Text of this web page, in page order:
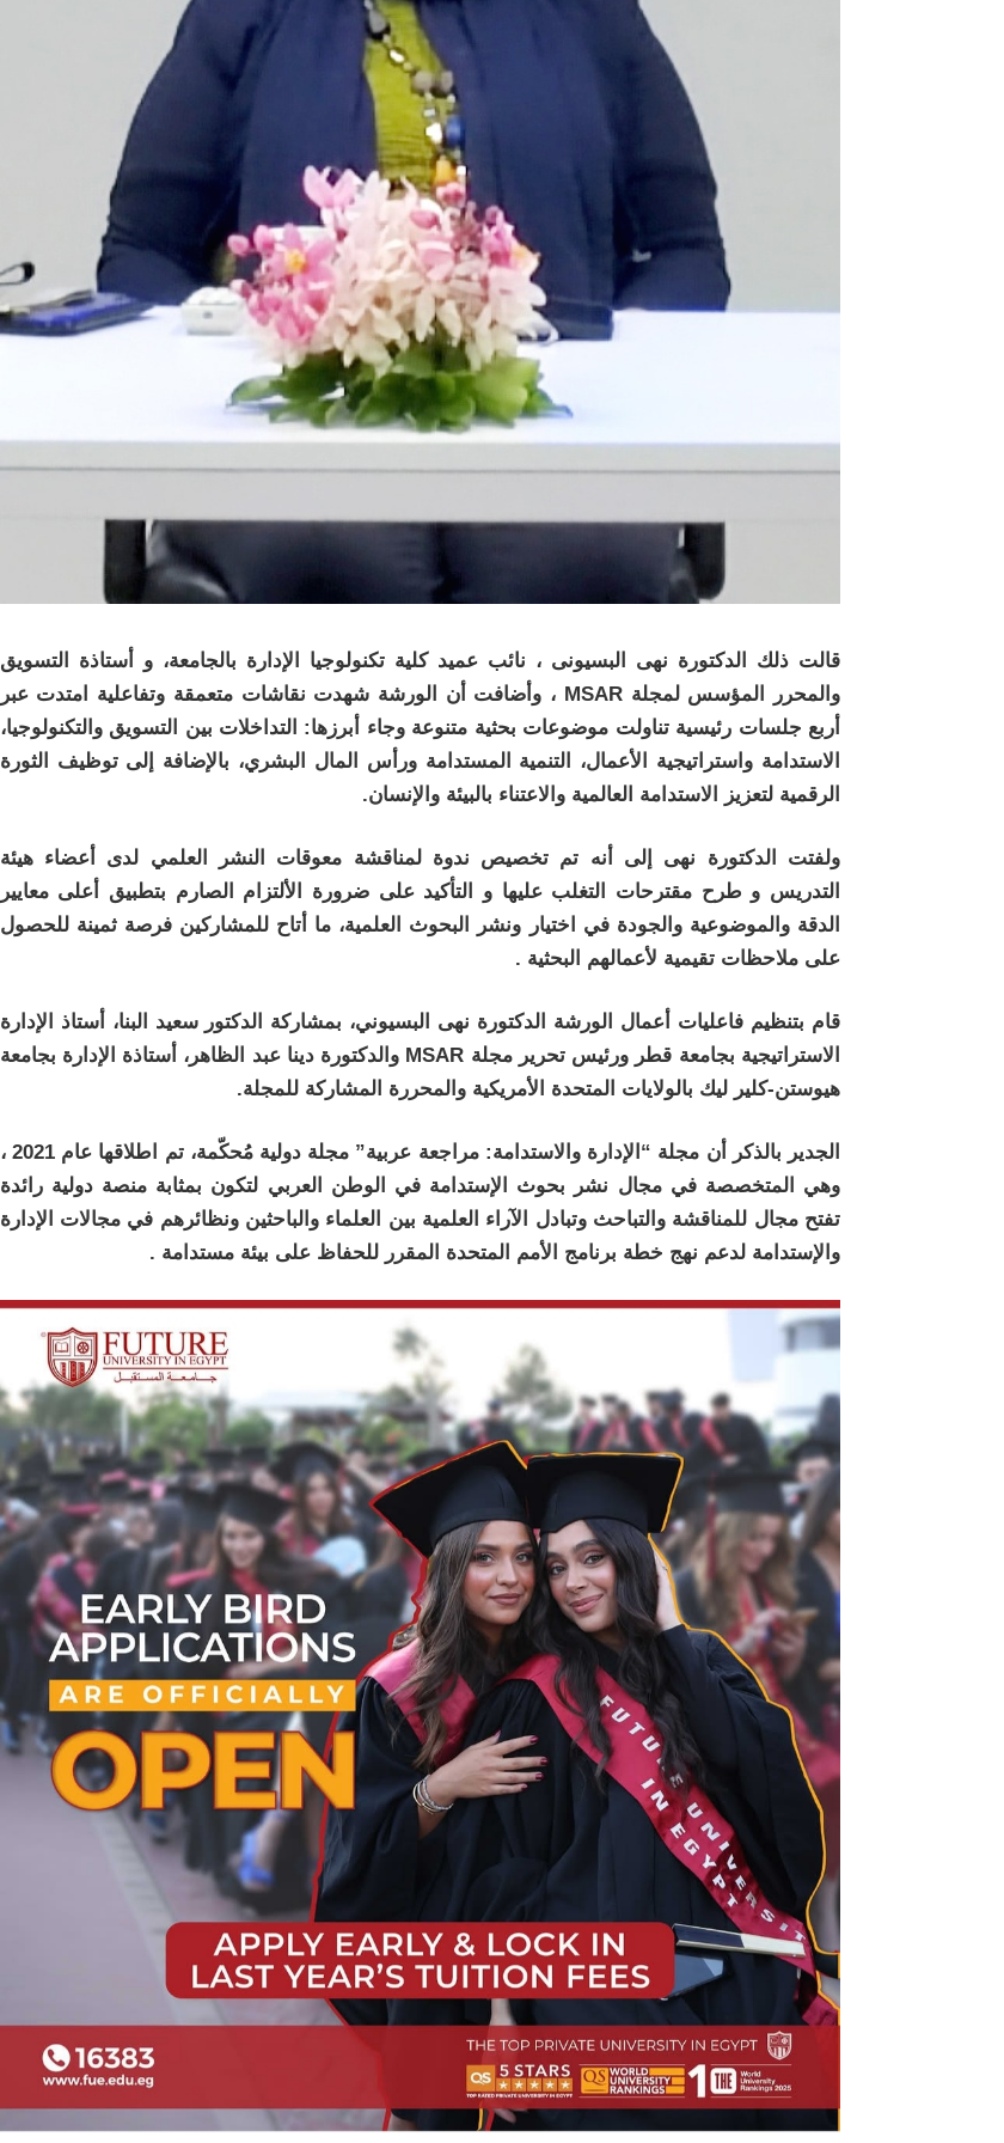
قالت ذلك الدكتورة نهى البسيونى ، نائب عميد كلية تكنولوجيا الإدارة بالجامعة، و أستاذة التسويق
والمحرر المؤسس لمجلة MSAR ، وأضافت أن الورشة شهدت نقاشات متعمقة وتفاعلية امتدت عبر
أربع جلسات رئيسية تناولت موضوعات بحثية متنوعة وجاء أبرزها: التداخلات بين التسويق والتكنولوجيا،
الاستدامة واستراتيجية الأعمال، التنمية المستدامة ورأس المال البشري، بالإضافة إلى توظيف الثورة
الرقمية لتعزيز الاستدامة العالمية والاعتناء بالبيئة والإنسان.
ولفتت الدكتورة نهى إلى أنه تم تخصيص ندوة لمناقشة معوقات النشر العلمي لدى أعضاء هيئة
التدريس و طرح مقترحات التغلب عليها و التأكيد على ضرورة الألتزام الصارم بتطبيق أعلى معايير
الدقة والموضوعية والجودة في اختيار ونشر البحوث العلمية، ما أتاح للمشاركين فرصة ثمينة للحصول
على ملاحظات تقيمية لأعمالهم البحثية .
قام بتنظيم فاعليات أعمال الورشة الدكتورة نهى البسيوني، بمشاركة الدكتور سعيد البنا، أستاذ الإدارة
الاستراتيجية بجامعة قطر ورئيس تحرير مجلة MSAR والدكتورة دينا عبد الظاهر، أستاذة الإدارة بجامعة
هيوستن-كلير ليك بالولايات المتحدة الأمريكية والمحررة المشاركة للمجلة.
الجدير بالذكر أن مجلة “الإدارة والاستدامة: مراجعة عربية” مجلة دولية مُحكّمة، تم اطلاقها عام 2021 ،
وهي المتخصصة في مجال نشر بحوث الإستدامة في الوطن العربي لتكون بمثابة منصة دولية رائدة
تفتح مجال للمناقشة والتباحث وتبادل الآراء العلمية بين العلماء والباحثين ونظائرهم في مجالات الإدارة
والإستدامة لدعم نهج خطة برنامج الأمم المتحدة المقرر للحفاظ على بيئة مستدامة .